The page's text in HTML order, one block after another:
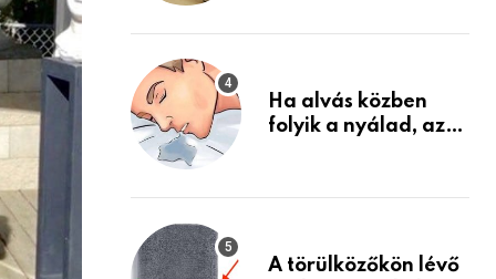
holmiját – amit
életemet
Ha alvás közben
folyik a nyálad, az
A törülközőkön lévő